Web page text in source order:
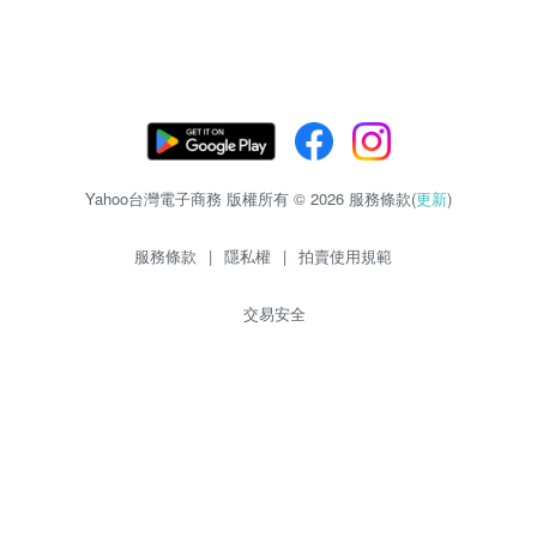
Yahoo台灣電子商務 版權所有 © 2026 服務條款(更新)
服務條款 | 隱私權 | 拍賣使用規範
交易安全